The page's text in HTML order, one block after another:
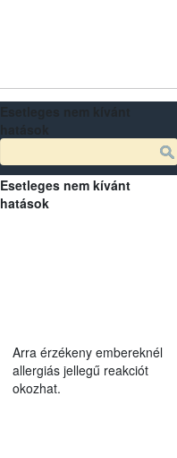
Esetleges nem kívánt
hatások
Arra érzékeny embereknél
allergiás jellegű reakciót
okozhat.